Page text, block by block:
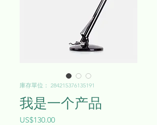
庫存單位： 284215376135191
我是一个产品
US$130.00價